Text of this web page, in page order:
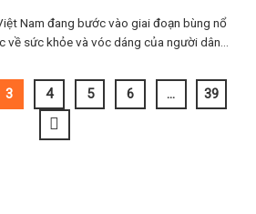
Nam đang bước vào giai đoạn bùng nổ
về sức khỏe và vóc dáng của người dân
3 4 5 6 … 39